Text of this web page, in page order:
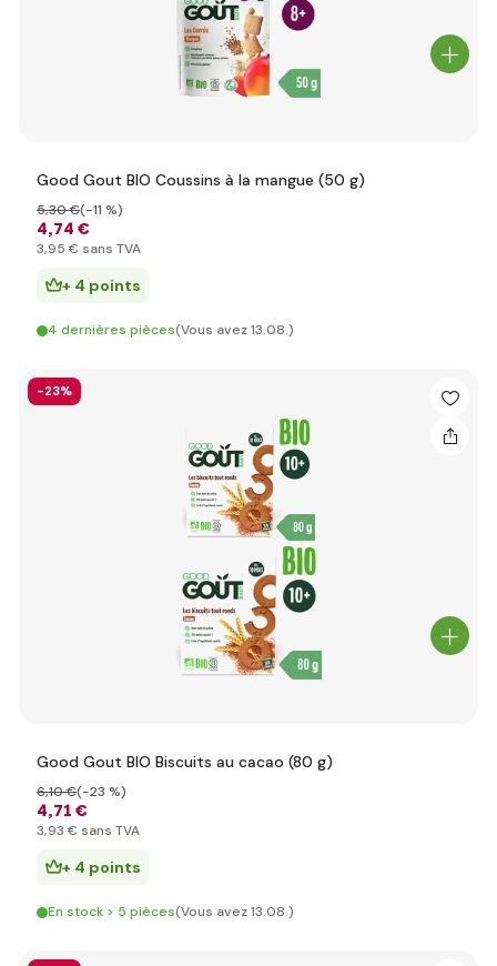
Good Gout BIO Coussins à la mangue (50 g)
4,74 €
5,30 €(-11 %)
3,95 € sans TVA
+ 4 points
4 dernières pièces(Vous avez 13.08.)
-23%
Good Gout BIO Biscuits au cacao (80 g)
4,71 €
6,10 €(-23 %)
3,93 € sans TVA
+ 4 points
En stock > 5 pièces(Vous avez 13.08.)